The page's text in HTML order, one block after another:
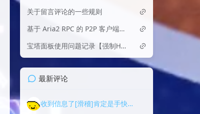
关于留言评论的一些规则
基于 Aria2 RPC 的 P2P 客户端异常检测与 IP 封禁工具
宝塔面板使用问题记录【强制HTTPS】后网站无法访问
最新评论
收到信息了[滑稽]肯定是手快…